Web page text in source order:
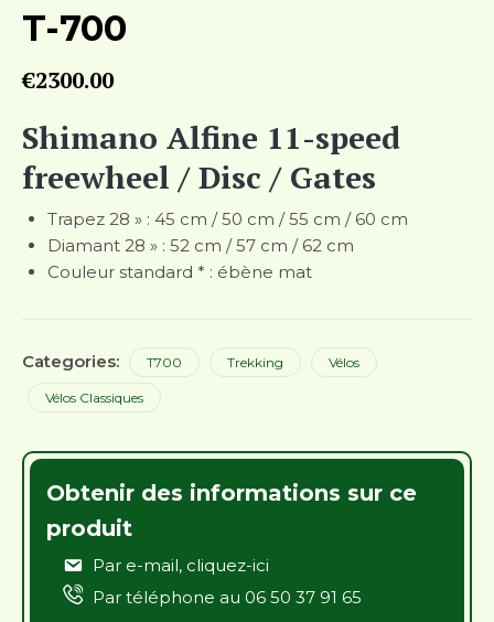
T-700
€2300.00
Shimano Alfine 11-speed
freewheel / Disc / Gates
Trapez 28 » : 45 cm / 50 cm / 55 cm / 60 cm
Diamant 28 » : 52 cm / 57 cm / 62 cm
Couleur standard * : ébène mat
Categories: T700 Trekking Vélos
Vélos Classiques
Obtenir des informations sur ce
produit
Par e-mail, cliquez-ici
Par téléphone au 06 50 37 91 65